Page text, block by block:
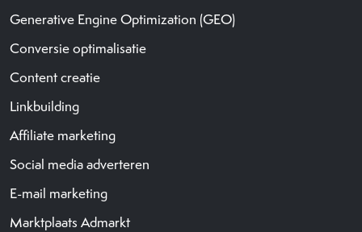
Generative Engine Optimization (GEO)
Conversie optimalisatie
Content creatie
Linkbuilding
Affiliate marketing
Social media adverteren
E-mail marketing
Marktplaats Admarkt